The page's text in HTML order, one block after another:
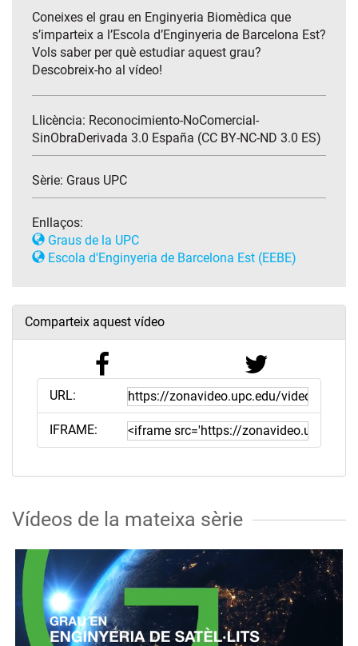
Coneixes el grau en Enginyeria Biomèdica que
s’imparteix a l’Escola d’Enginyeria de Barcelona Est?
Vols saber per què estudiar aquest grau?
Descobreix-ho al vídeo!
Llicència: Reconocimiento-NoComercial-
SinObraDerivada 3.0 España (CC BY-NC-ND 3.0 ES)
Sèrie: Graus UPC
Enllaços:
Graus de la UPC
Escola d'Enginyeria de Barcelona Est (EEBE)
Comparteix aquest vídeo
URL:
IFRAME:
Vídeos de la mateixa sèrie